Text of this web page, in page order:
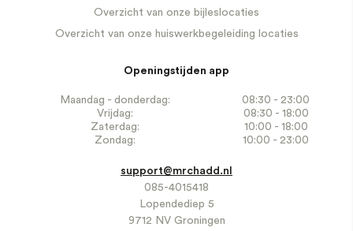
Overzicht van onze bijleslocaties
Overzicht van onze huiswerkbegeleiding locaties
Openingstijden app
Maandag - donderdag:
08:30 - 23:00
Vrijdag:
08:30 - 18:00
Zaterdag:
10:00 - 18:00
Zondag:
10:00 - 23:00
support@mrchadd.nl
085-4015418
Lopendediep 5
9712 NV Groningen